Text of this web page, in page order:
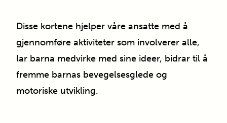
Disse kortene hjelper våre ansatte med å
gjennomføre aktiviteter som involverer alle,
lar barna medvirke med sine ideer, bidrar til å
fremme barnas bevegelsesglede og
motoriske utvikling.